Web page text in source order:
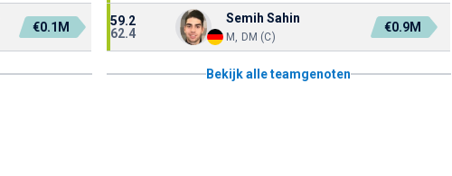
€0.1M
59.2
62.4
Semih Sahin
M, DM (C)
€0.9M
Bekijk alle teamgenoten